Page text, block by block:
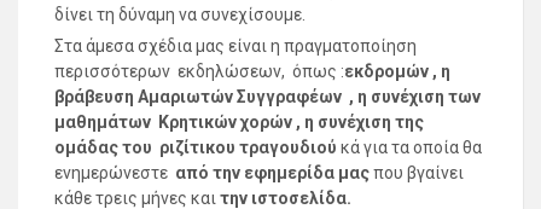
δίνει τη δύναμη να συνεχίσουμε.
Στα άμεσα σχέδια μας είναι η πραγματοποίηση
περισσότερων εκδηλώσεων, όπως :εκδρομών , η
βράβευση Αμαριωτών Συγγραφέων , η συνέχιση των
μαθημάτων Κρητικών χορών , η συνέχιση της
ομάδας του ριζίτικου τραγουδιού κά για τα οποία θα
ενημερώνεστε από την εφημερίδα μαςπου βγαίνει
κάθε τρεις μήνες και την ιστοσελίδα.